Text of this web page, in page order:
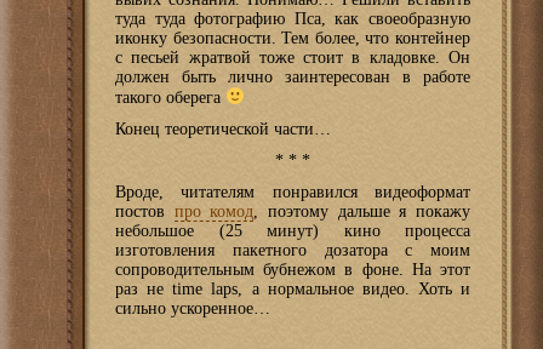
туда туда фотографию Пса, как своеобразную
иконку безопасности. Тем более, что контейнер
с песьей жратвой тоже стоит в кладовке. Он
должен быть лично заинтересован в работе
такого оберега
Конец теоретической части…
* * *
Вроде, читателям понравился видеоформат
постов про комод , поэтому дальше я покажу
небольшое (25 минут) кино процесса
изготовления пакетного дозатора с моим
сопроводительным бубнежом в фоне. На этот
раз не time laps, а нормальное видео. Хоть и
сильно ускоренное…